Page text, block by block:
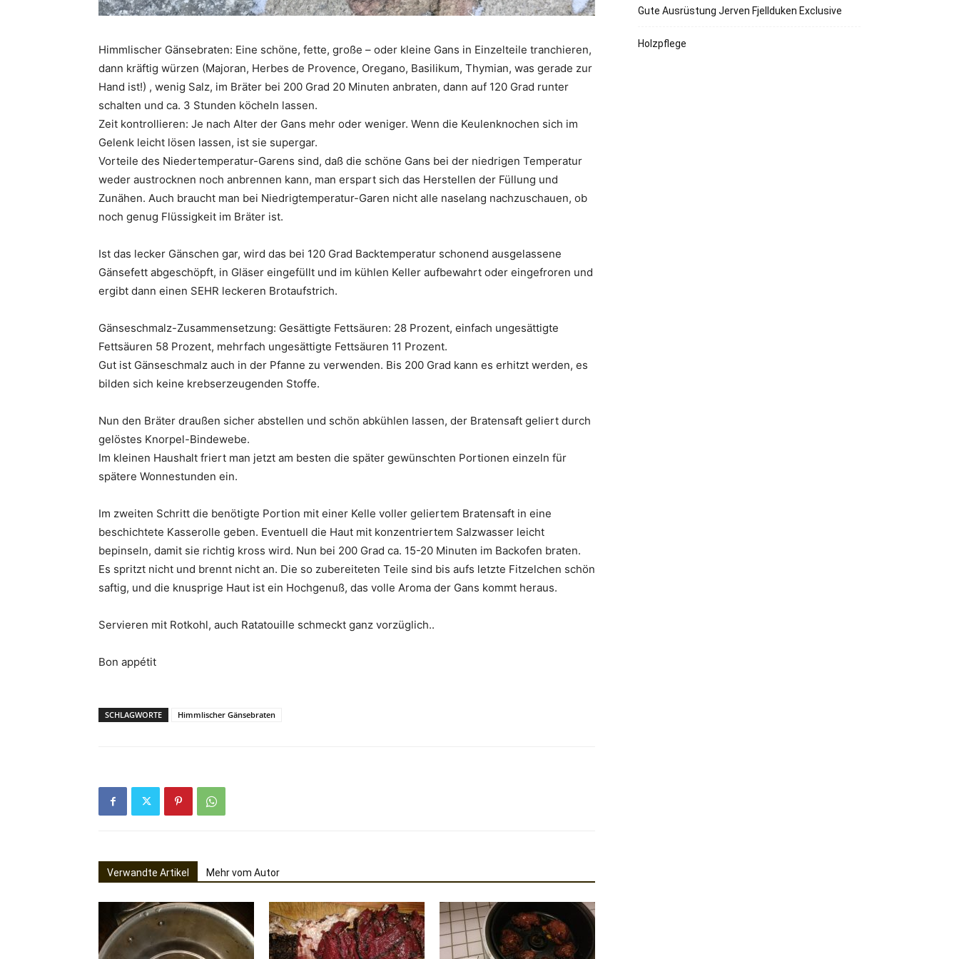
Himmlischer Gänsebraten: Eine schöne, fette, große – oder kleine Gans in Einzelteile tranchieren,
dann kräftig würzen (Majoran, Herbes de Provence, Oregano, Basilikum, Thymian, was gerade zur
Hand ist!) , wenig Salz, im Bräter bei 200 Grad 20 Minuten anbraten, dann auf 120 Grad runter
schalten und ca. 3 Stunden köcheln lassen.
Zeit kontrollieren: Je nach Alter der Gans mehr oder weniger. Wenn die Keulenknochen sich im
Gelenk leicht lösen lassen, ist sie supergar.
Vorteile des Niedertemperatur-Garens sind, daß die schöne Gans bei der niedrigen Temperatur
weder austrocknen noch anbrennen kann, man erspart sich das Herstellen der Füllung und
Zunähen. Auch braucht man bei Niedrigtemperatur-Garen nicht alle naselang nachzuschauen, ob
noch genug Flüssigkeit im Bräter ist.
Ist das lecker Gänschen gar, wird das bei 120 Grad Backtemperatur schonend ausgelassene
Gänsefett abgeschöpft, in Gläser eingefüllt und im kühlen Keller aufbewahrt oder eingefroren und
ergibt dann einen SEHR leckeren Brotaufstrich.
Gänseschmalz-Zusammensetzung: Gesättigte Fettsäuren: 28 Prozent, einfach ungesättigte
Fettsäuren 58 Prozent, mehrfach ungesättigte Fettsäuren 11 Prozent.
Gut ist Gänseschmalz auch in der Pfanne zu verwenden. Bis 200 Grad kann es erhitzt werden, es
bilden sich keine krebserzeugenden Stoffe.
Nun den Bräter draußen sicher abstellen und schön abkühlen lassen, der Bratensaft geliert durch
gelöstes Knorpel-Bindewebe.
Im kleinen Haushalt friert man jetzt am besten die später gewünschten Portionen einzeln für
spätere Wonnestunden ein.
Im zweiten Schritt die benötigte Portion mit einer Kelle voller geliertem Bratensaft in eine
beschichtete Kasserolle geben. Eventuell die Haut mit konzentriertem Salzwasser leicht
bepinseln, damit sie richtig kross wird. Nun bei 200 Grad ca. 15-20 Minuten im Backofen braten.
Es spritzt nicht und brennt nicht an. Die so zubereiteten Teile sind bis aufs letzte Fitzelchen schön
saftig, und die knusprige Haut ist ein Hochgenuß, das volle Aroma der Gans kommt heraus.
Servieren mit Rotkohl, auch Ratatouille schmeckt ganz vorzüglich..
Bon appétit
SCHLAGWORTE Himmlischer Gänsebraten
Verwandte Artikel Mehr vom Autor
Gute Ausrüstung Jerven Fjellduken Exclusive
Holzpflege